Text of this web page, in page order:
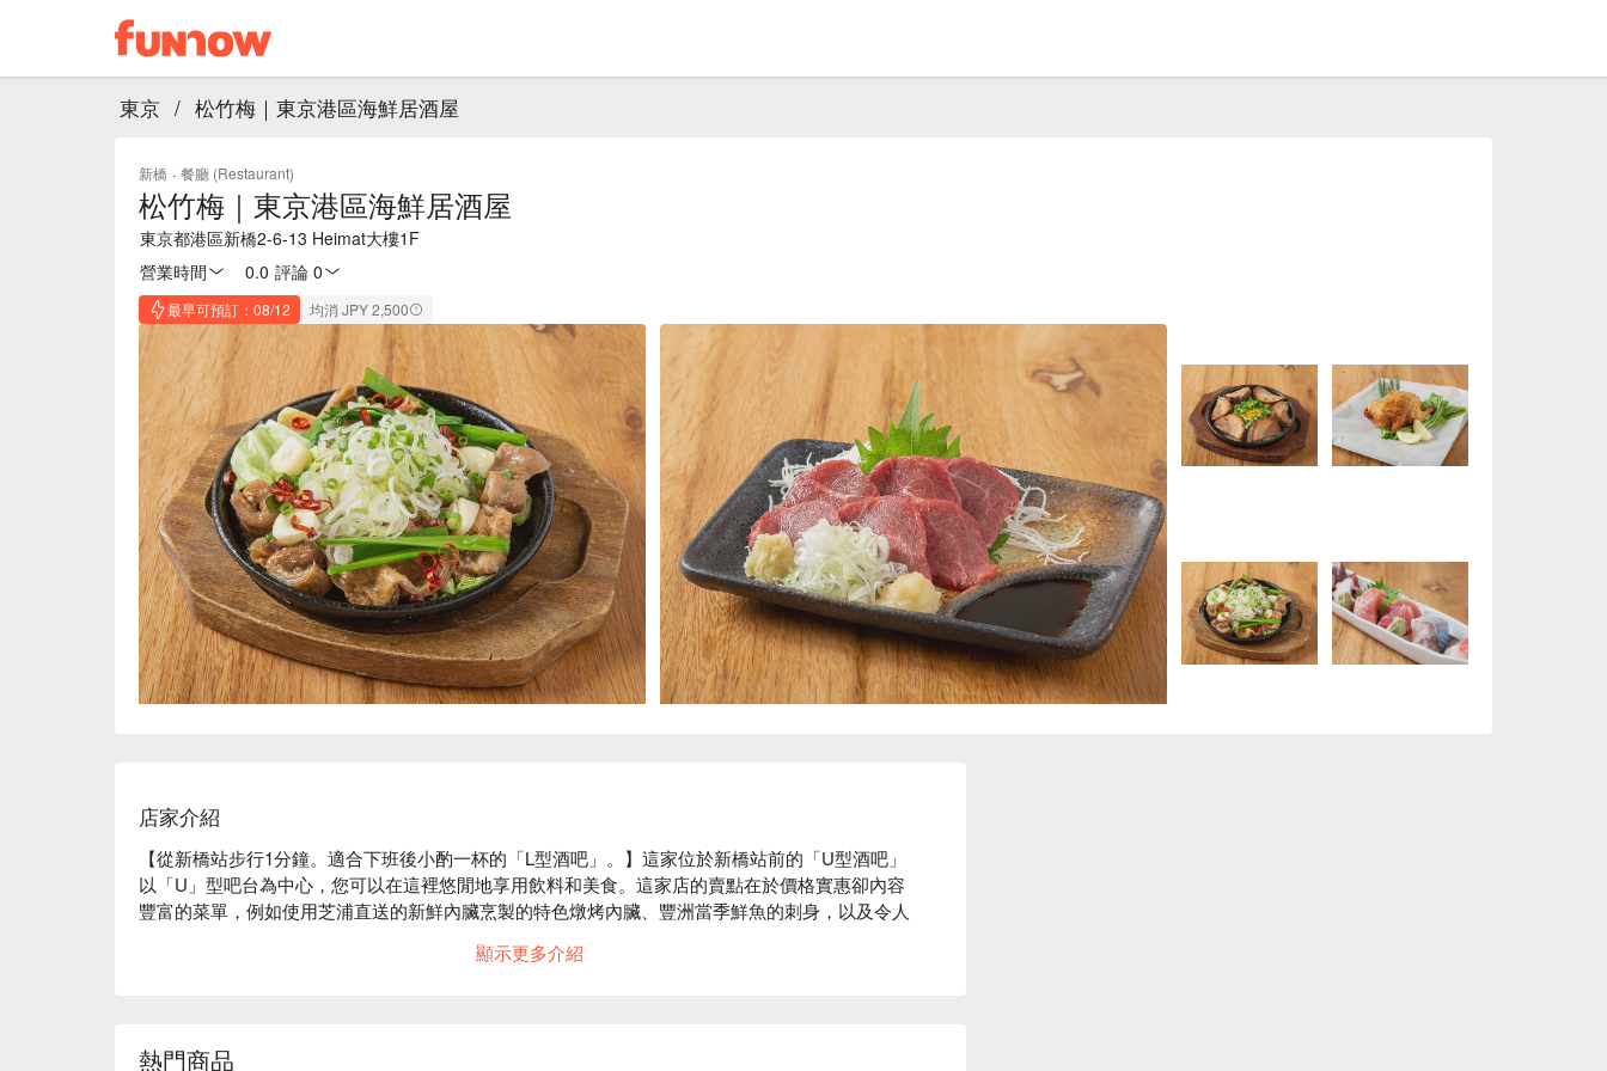
東京 / 松竹梅｜東京港區海鮮居酒屋
新橋 · 餐廳 (Restaurant)
松竹梅｜東京港區海鮮居酒屋
東京都港區新橋2-6-13 Heimat大樓1F
營業時間
0.0 評論 0
最早可預訂：08/12 均消 JPY 2,500
店家介紹
【從新橋站步行1分鐘。適合下班後小酌一杯的「L型酒吧」。】這家位於新橋站前的「U型酒吧」
以「U」型吧台為中心，您可以在這裡悠閒地享用飲料和美食。這家店的賣點在於價格實惠卻內容
豐富的菜單，例如使用芝浦直送的新鮮內臟烹製的特色燉烤內臟、豐洲當季鮮魚的刺身，以及令人
這個季節飲用的當地酒。松竹梅距離新橋站步行一分鐘，價格實惠卻令人滿足。無論您是下班後獨
顯示更多介紹
熱門商品